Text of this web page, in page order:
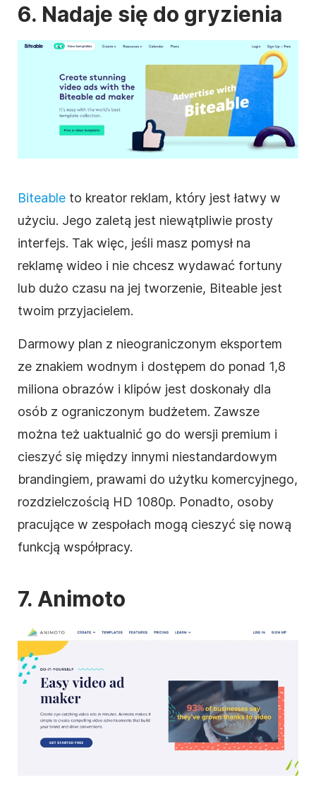
6. Nadaje się do gryzienia
Biteable to kreator reklam, który jest łatwy w
użyciu. Jego zaletą jest niewątpliwie prosty
interfejs. Tak więc, jeśli masz pomysł na
reklamę wideo i nie chcesz wydawać fortuny
lub dużo czasu na jej tworzenie, Biteable jest
twoim przyjacielem.
Darmowy plan z nieograniczonym eksportem
ze znakiem wodnym i dostępem do ponad 1,8
miliona obrazów i klipów jest doskonały dla
osób z ograniczonym budżetem. Zawsze
można też uaktualnić go do wersji premium i
cieszyć się między innymi niestandardowym
brandingiem, prawami do użytku komercyjnego,
rozdzielczością HD 1080p. Ponadto, osoby
pracujące w zespołach mogą cieszyć się nową
funkcją współpracy.
7. Animoto